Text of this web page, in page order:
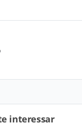
interessar